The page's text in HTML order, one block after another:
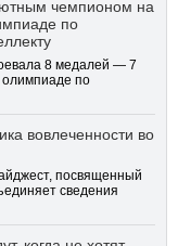
чемпионом на
по
8 медалей — 7
по
вовлеченности во
посвященный
сведения